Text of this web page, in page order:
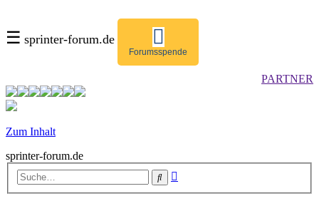
☰ sprinter-forum.de
Forumsspende
PARTNER
Zum Inhalt
sprinter-forum.de
Suche